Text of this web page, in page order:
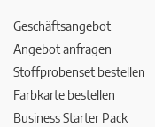
Geschäftsangebot
Angebot anfragen
Stoffprobenset bestellen
Farbkarte bestellen
Business Starter Pack